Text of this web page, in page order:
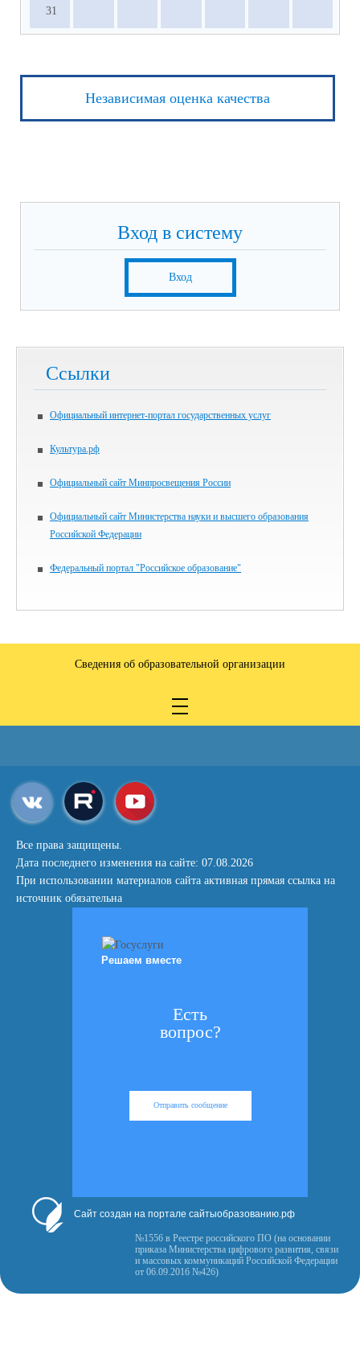
31
Независимая оценка качества
Вход в систему
Вход
Ссылки
Официальный интернет-портал государственных услуг
Культура.рф
Официальный сайт Минпросвещения России
Официальный сайт Министерства науки и высшего образования
Российской Федерации
Федеральный портал "Российское образование"
Сведения об образовательной организации
Все права защищены.
Дата последнего изменения на сайте: 07.08.2026
При использовании материалов сайта активная прямая ссылка на
источник обязательна
Решаем вместе
Есть
вопрос?
Отправить сообщение
Сайт создан на портале сайтыобразованию.рф
№1556 в Реестре российского ПО (на основании
приказа Министерства цифрового развития, связи
и массовых коммуникаций Российской Федерации
от 06.09.2016 №426)